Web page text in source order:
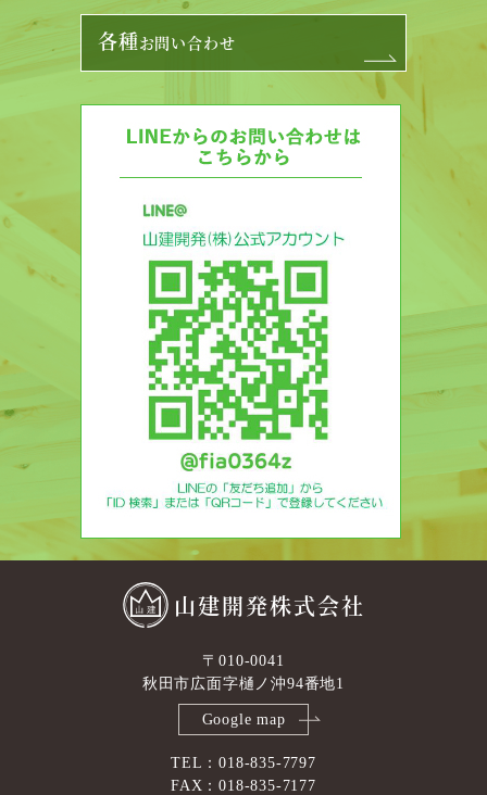
各種お問い合わせ
山建開発株式会社
〒010-0041
秋田市広面字樋ノ沖94番地1
Google map
TEL：018-835-7797
FAX：018-835-7177